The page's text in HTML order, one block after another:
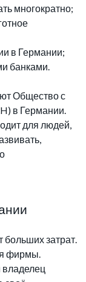
многократно;
в Германии;
банками.
Общество с
в Германии.
для людей,
больших затрат.
фирмы.